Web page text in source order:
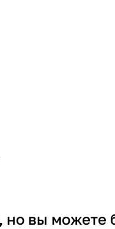
но вы можете